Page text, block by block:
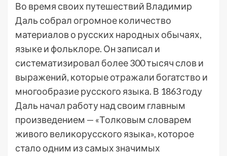
Во время своих путешествий Владимир
Даль собрал огромное количество
материалов о русских народных обычаях,
языке и фольклоре. Он записал и
систематизировал более 300 тысяч слов и
выражений, которые отражали богатство и
многообразие русского языка. В 1863 году
Даль начал работу над своим главным
произведением — «Толковым словарем
живого великорусского языка», которое
стало одним из самых значимых